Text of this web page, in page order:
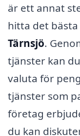
är ett annat
hitta det
Tärnsjö.
tjänster kan
valuta för
tjänster som
företag
du kan